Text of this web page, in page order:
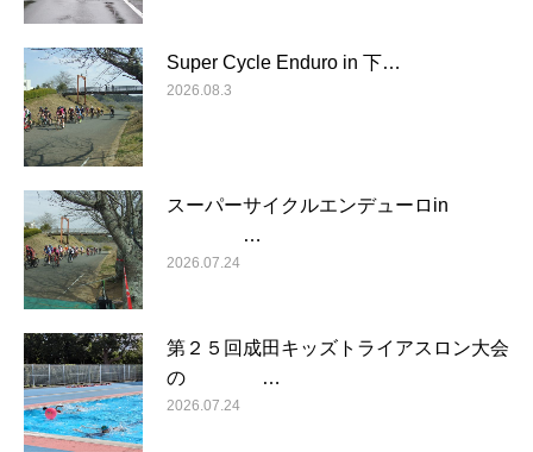
Super Cycle Enduro in 下…
2026.08.3
スーパーサイクルエンデューロin
…
2026.07.24
第２５回成田キッズトライアスロン大会
の …
2026.07.24